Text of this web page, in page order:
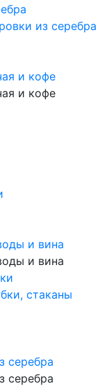
из серебра
и кофе
и кофе
и вина
и вина
стаканы
серебра
серебра